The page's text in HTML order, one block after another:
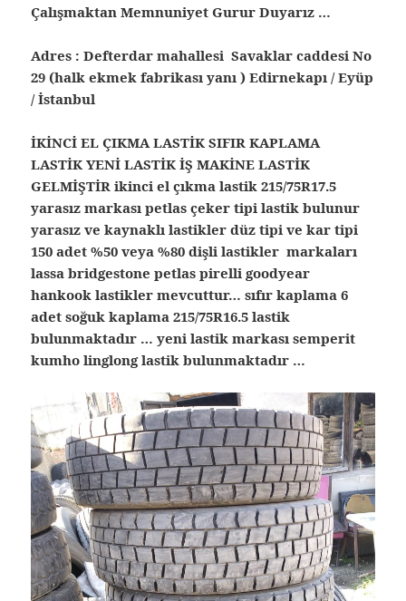
Çalışmaktan Memnuniyet Gurur Duyarız …
Adres : Defterdar mahallesi Savaklar caddesi No
29 (halk ekmek fabrikası yanı ) Edirnekapı / Eyüp
/ İstanbul
İKİNCİ EL ÇIKMA LASTİK SIFIR KAPLAMA
LASTİK YENİ LASTİK İŞ MAKİNE LASTİK
GELMİŞTİR ikinci el çıkma lastik 215/75R17.5
yarasız markası petlas çeker tipi lastik bulunur
yarasız ve kaynaklı lastikler düz tipi ve kar tipi
150 adet %50 veya %80 dişli lastikler markaları
lassa bridgestone petlas pirelli goodyear
hankook lastikler mevcuttur… sıfır kaplama 6
adet soğuk kaplama 215/75R16.5 lastik
bulunmaktadır … yeni lastik markası semperit
kumho linglong lastik bulunmaktadır …